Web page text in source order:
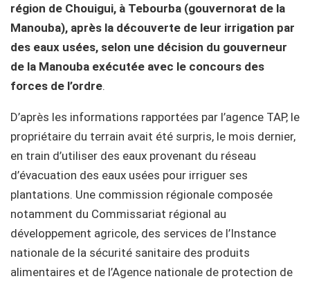
région de Chouigui, à Tebourba (gouvernorat de la
Manouba), après la découverte de leur irrigation par
des eaux usées, selon une décision du gouverneur
de la Manouba exécutée avec le concours des
forces de l’ordre.
D’après les informations rapportées par l’agence TAP, le
propriétaire du terrain avait été surpris, le mois dernier,
en train d’utiliser des eaux provenant du réseau
d’évacuation des eaux usées pour irriguer ses
plantations. Une commission régionale composée
notamment du Commissariat régional au
développement agricole, des services de l’Instance
nationale de la sécurité sanitaire des produits
alimentaires et de l’Agence nationale de protection de